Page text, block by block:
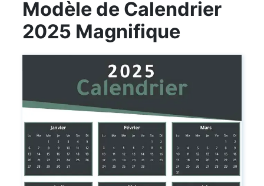
Semainiers
Personnaliser
Outils
Modèle de Calendrier
2025 Magnifique